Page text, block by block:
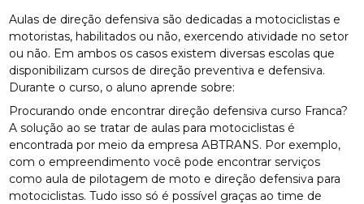
Aulas de direção defensiva são dedicadas a motociclistas e
motoristas, habilitados ou não, exercendo atividade no setor
ou não. Em ambos os casos existem diversas escolas que
disponibilizam cursos de direção preventiva e defensiva.
Durante o curso, o aluno aprende sobre:
Procurando onde encontrar direção defensiva curso Franca?
A solução ao se tratar de aulas para motociclistas é
encontrada por meio da empresa ABTRANS. Por exemplo,
com o empreendimento você pode encontrar serviços
como aula de pilotagem de moto e direção defensiva para
motociclistas. Tudo isso só é possível graças ao time de